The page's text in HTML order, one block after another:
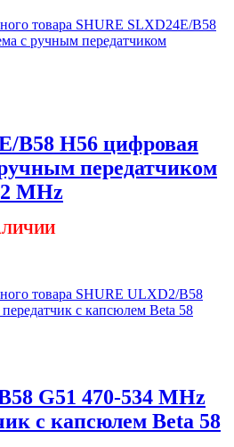
B58 H56 цифровая
передатчиком
MHz
G51 470-534 MHz
с капсюлем Beta 58